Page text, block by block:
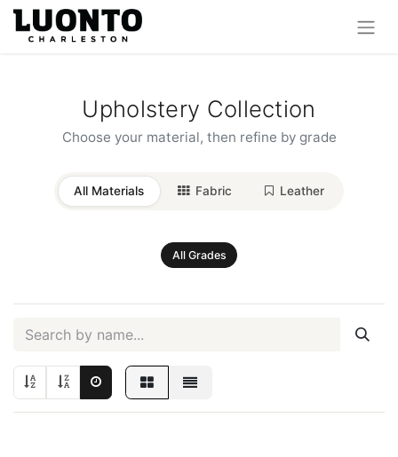
Upholstery Collection
Choose your material, then refine by grade
All Materials Fabric Leather
All Grades